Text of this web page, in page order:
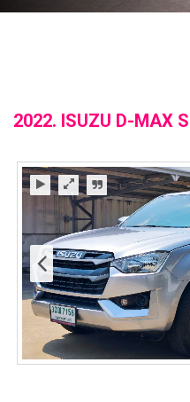
2022. ISUZU D-MAX